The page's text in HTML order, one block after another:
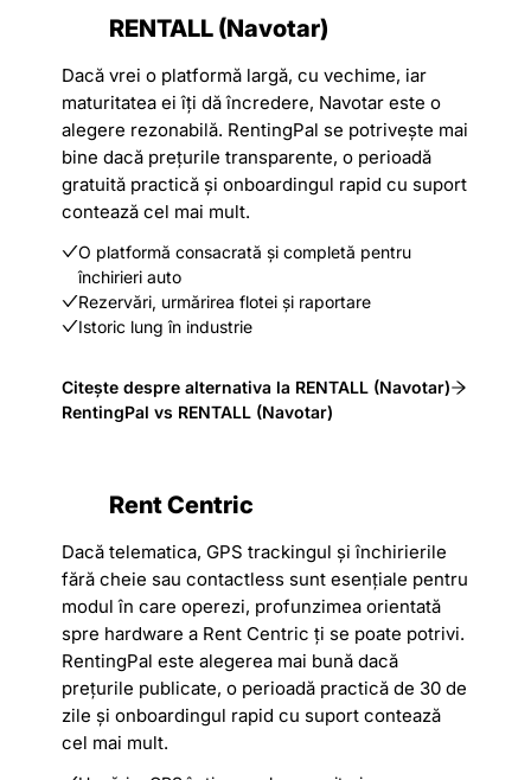
RENTALL (Navotar)
Dacă vrei o platformă largă, cu vechime, iar
maturitatea ei îți dă încredere, Navotar este o
alegere rezonabilă. RentingPal se potrivește mai
bine dacă prețurile transparente, o perioadă
gratuită practică și onboardingul rapid cu suport
contează cel mai mult.
O platformă consacrată și completă pentru
închirieri auto
Rezervări, urmărirea flotei și raportare
Istoric lung în industrie
Citește despre alternativa la RENTALL (Navotar)
RentingPal vs RENTALL (Navotar)
Rent Centric
Dacă telematica, GPS trackingul și închirierile
fără cheie sau contactless sunt esențiale pentru
modul în care operezi, profunzimea orientată
spre hardware a Rent Centric ți se poate potrivi.
RentingPal este alegerea mai bună dacă
prețurile publicate, o perioadă practică de 30 de
zile și onboardingul rapid cu suport contează
cel mai mult.